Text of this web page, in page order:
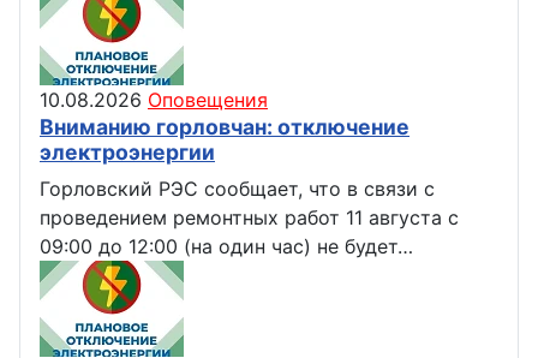
10.08.2026 Оповещения
Вниманию горловчан: отключение
электроэнергии
Горловский РЭС сообщает, что в связи с
проведением ремонтных работ 11 августа с
09:00 до 12:00 (на один час) не будет…